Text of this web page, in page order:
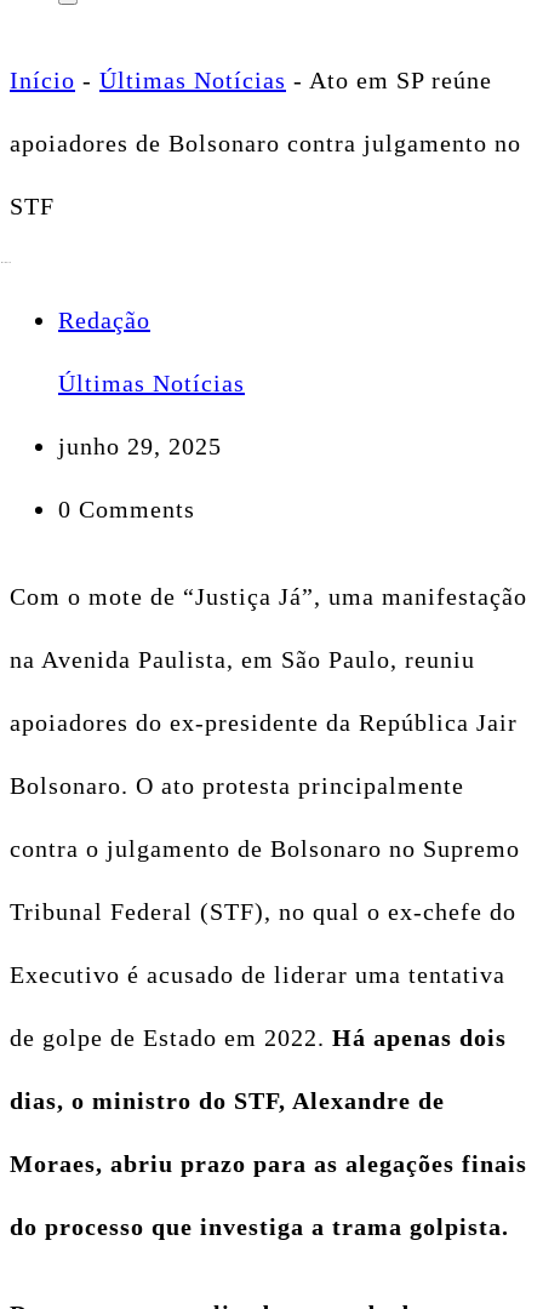
Início - Últimas Notícias - Ato em SP reúne
apoiadores de Bolsonaro contra julgamento no
STF
Redação
Últimas Notícias
junho 29, 2025
0 Comments
Com o mote de “Justiça Já”, uma manifestação
na Avenida Paulista, em São Paulo, reuniu
apoiadores do ex-presidente da República Jair
Bolsonaro. O ato protesta principalmente
contra o julgamento de Bolsonaro no Supremo
Tribunal Federal (STF), no qual o ex-chefe do
Executivo é acusado de liderar uma tentativa
de golpe de Estado em 2022. Há apenas dois
dias, o ministro do STF, Alexandre de
Moraes, abriu prazo para as alegações finais
do processo que investiga a trama golpista.